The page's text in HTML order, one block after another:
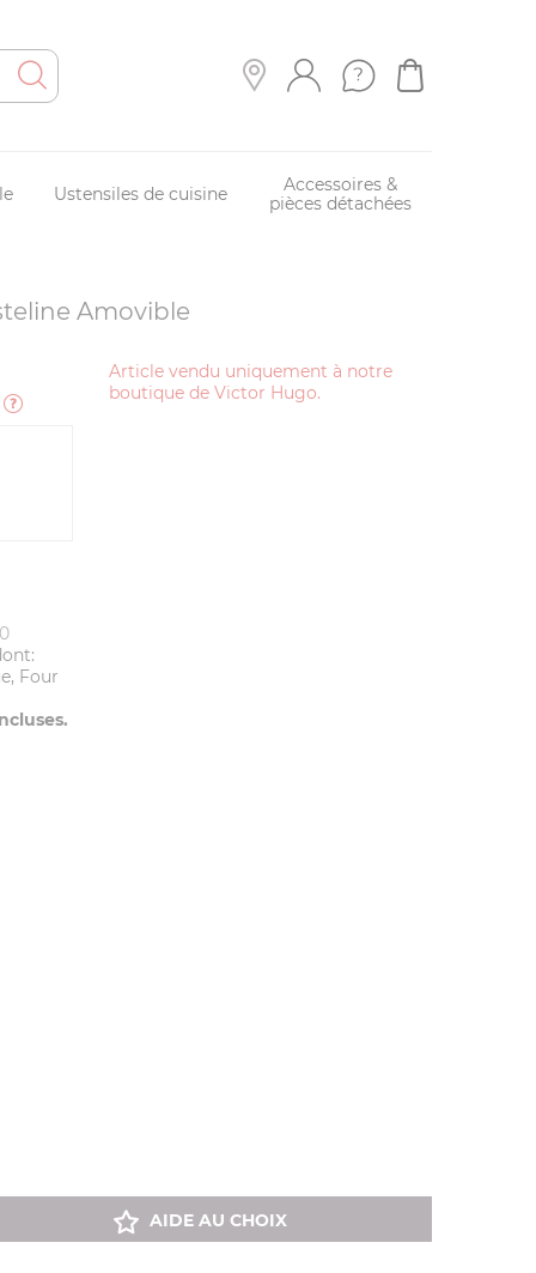
Ustensiles de cuisine
Accessoires &
pièces détachées
Amovible
Article vendu uniquement à notre
boutique de Victor Hugo.
Four
AIDE AU CHOIX